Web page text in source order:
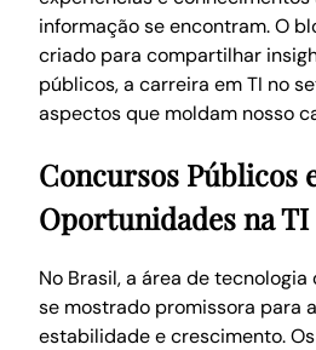
informação se encontram. O
criado para compartilhar
públicos, a carreira em TI no
aspectos que moldam nosso
Concursos Públicos
Oportunidades na TI
No Brasil, a área de
se mostrado promissora para
estabilidade e crescimento.